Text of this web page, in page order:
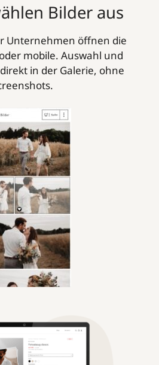
Bilder aus
Unternehmen öffnen die
mobile. Auswahl und
in der Galerie, ohne